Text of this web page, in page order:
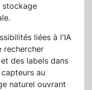
stockage
liées à l'IA
rechercher
des labels dans
au
naturel ouvrant